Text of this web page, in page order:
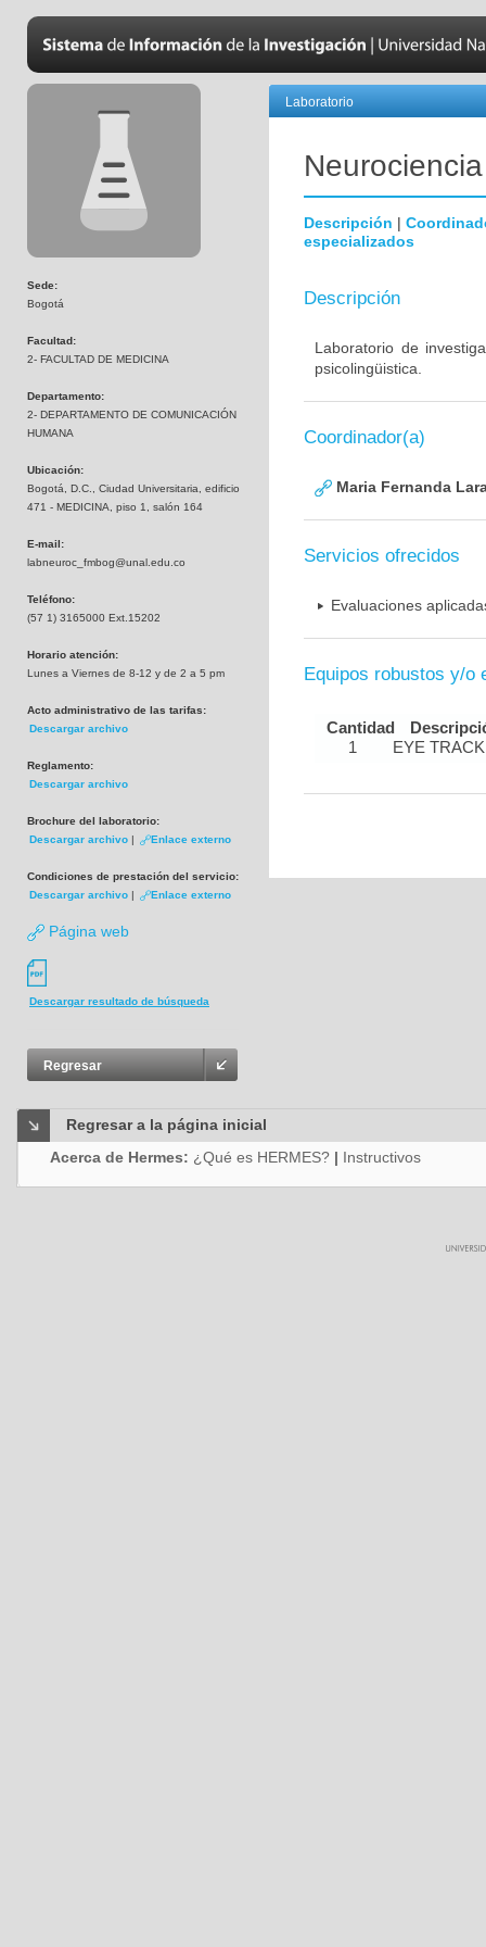
Sede:
Bogotá
Facultad:
2- FACULTAD DE MEDICINA
Departamento:
2- DEPARTAMENTO DE COMUNICACIÓN
HUMANA
Ubicación:
Bogotá, D.C., Ciudad Universitaria, edificio
471 - MEDICINA, piso 1, salón 164
E-mail:
labneuroc_fmbog@unal.edu.co
Teléfono:
(57 1) 3165000 Ext.15202
Horario atención:
Lunes a Viernes de 8-12 y de 2 a 5 pm
Acto administrativo de las tarifas:
Descargar archivo
Reglamento:
Descargar archivo
Brochure del laboratorio:
Descargar archivo | Enlace externo
Condiciones de prestación del servicio:
Descargar archivo | Enlace externo
Página web
Descargar resultado de búsqueda
Regresar
Laboratorio
Descripción |
especializados
Descripción
Laboratorio de
psicolingüistica.
Coordinador(a)
Maria Fernanda
Servicios ofrecidos
Evaluaciones
Equipos robustos y/o
Cantidad
1
EYE
Regresar a la página inicial
Acerca de Hermes: ¿Qué es HERMES? | Instructivos